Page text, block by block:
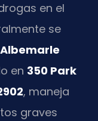
en el
se
Albemarle
en 350 Park
, maneja
graves